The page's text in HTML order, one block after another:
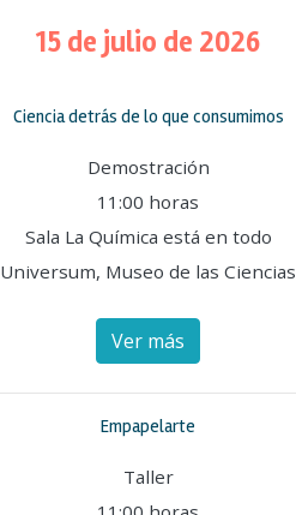
15 de julio de 2026
Ciencia detrás de lo que consumimos
Demostración
11:00 horas
Sala La Química está en todo
Universum, Museo de las Ciencias
Ver más
Empapelarte
Taller